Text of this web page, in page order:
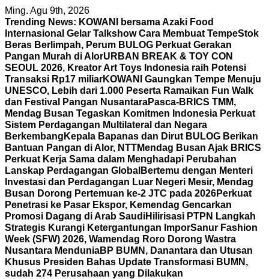
Skip
to
content
Ming. Agu 9th, 2026
Trending News: KOWANI bersama Azaki Food
Internasional Gelar Talkshow Cara Membuat TempeStok
Beras Berlimpah, Perum BULOG Perkuat Gerakan
Pangan Murah di AlorURBAN BREAK & TOY CON
SEOUL 2026, Kreator Art Toys Indonesia raih Potensi
Transaksi Rp17 miliarKOWANI Gaungkan Tempe Menuju
UNESCO, Lebih dari 1.000 Peserta Ramaikan Fun Walk
dan Festival Pangan NusantaraPasca-BRICS TMM,
Mendag Busan Tegaskan Komitmen Indonesia Perkuat
Sistem Perdagangan Multilateral dan Negara
Berkembang Kepala Bapanas dan Dirut BULOG Berikan
Bantuan Pangan di Alor, NTTMendag Busan Ajak BRICS
Perkuat Kerja Sama dalam Menghadapi Perubahan
Lanskap Perdagangan Global Bertemu dengan Menteri
Investasi dan Perdagangan Luar Negeri Mesir, Mendag
Busan Dorong Pertemuan ke-2 JTC pada 2026Perkuat
Penetrasi ke Pasar Ekspor, Kemendag Gencarkan
Promosi Dagang di Arab SaudiHilirisasi PTPN Langkah
Strategis Kurangi Ketergantungan ImporSanur Fashion
Week (SFW) 2026, Wamendag Roro Dorong Wastra
Nusantara MenduniaBP BUMN, Danantara dan Utusan
Khusus Presiden Bahas Update Transformasi BUMN,
sudah 274 Perusahaan yang Dilakukan